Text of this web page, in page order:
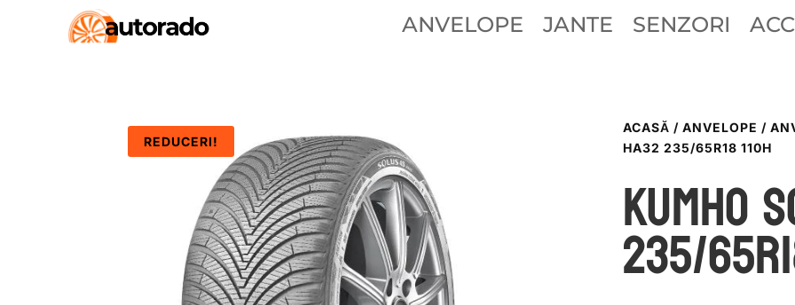
ANVELOPE JANTE SENZORI
REDUCERI!
ACASĂ / ANVELOPE /
HA32 235/65R18 110H
Kumho
235/